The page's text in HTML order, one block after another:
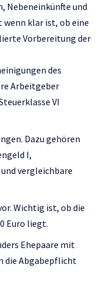
Nebeneinkünfte und
wenn klar ist, ob eine
Vorbereitung der
des
Arbeitgeber
VI
Dazu gehören
I,
vergleichbare
Wichtig ist, ob die
Euro liegt.
Ehepaare mit
die Abgabepflicht